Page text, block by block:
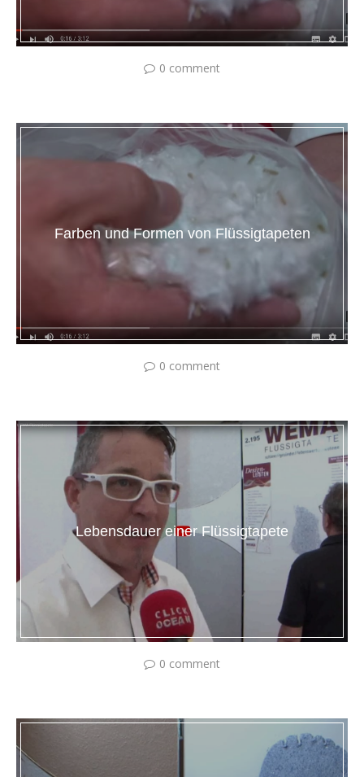
0 comment
Farben und Formen von Flüssigtapeten
0 comment
Lebensdauer einer Flüssigtapete
0 comment